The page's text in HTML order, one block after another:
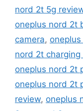
nord 2t 5g
oneplus nord 2t
camera,
nord 2t
oneplus nord 2t
oneplus nord 2t
review, oneplus